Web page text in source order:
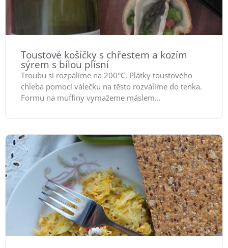
Toustové košíčky s chřestem a kozím
sýrem s bílou plísní
Troubu si rozpálíme na 200°C. Plátky toustového
chleba pomocí válečku na těsto rozválíme do tenka.
Formu na muffiny vymažeme máslem...